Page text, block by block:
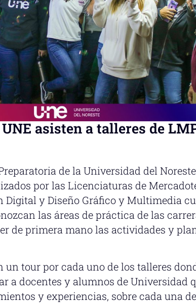
asisten a talleres de
de la Universidad del
por las Licenciaturas de
Digital y Diseño Gráfico y Multimedia
las áreas de práctica de las
de primera mano las actividades y
un tour por cada uno de los talleres
a docentes y alumnos de Universidad
y experiencias, sobre cada una